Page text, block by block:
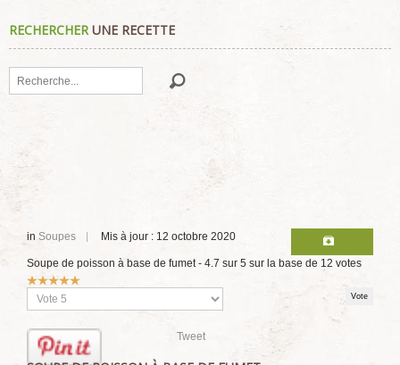
RECHERCHERUNE RECETTE
Rechercher
in Soupes Mis à jour : 12 octobre 2020
Soupe de poisson à base de fumet- 4.7 sur 5 sur la base de 12 votes
Vote
utilisateur:
Veuillez
voter
Tweet